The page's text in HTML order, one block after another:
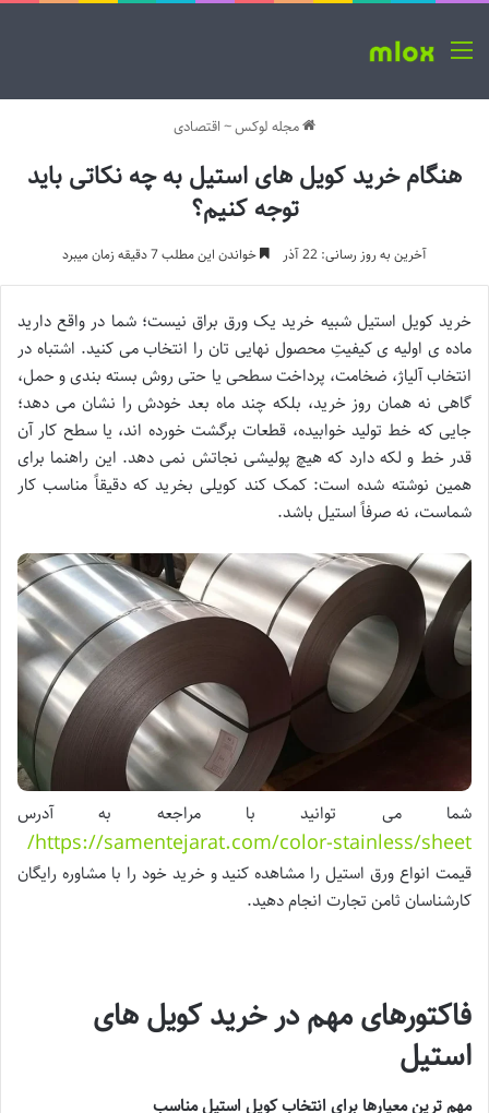
منو
مجله لوکس~ اقتصادی
هنگام خرید کویل های استیل به چه نکاتی باید
توجه کنیم؟
آخرین به روز رسانی: 22 آذر خواندن این مطلب 7 دقیقه زمان میبرد
خرید کویل استیل شبیه خرید یک ورق براق نیست؛ شما در واقع دارید
ماده ی اولیه ی کیفیتِ محصول نهایی تان را انتخاب می کنید. اشتباه در
انتخاب آلیاژ، ضخامت، پرداخت سطحی یا حتی روش بسته بندی و حمل،
گاهی نه همان روز خرید، بلکه چند ماه بعد خودش را نشان می دهد؛
جایی که خط تولید خوابیده، قطعات برگشت خورده اند، یا سطح کار آن
قدر خط و لکه دارد که هیچ پولیشی نجاتش نمی دهد. این راهنما برای
همین نوشته شده است: کمک کند کویلی بخرید که دقیقاً مناسب کار
شماست، نه صرفاً استیل باشد.
شما می توانید با مراجعه به آدرس
https://samentejarat.com/color-stainless/sheet/
قیمت انواع ورق استیل را مشاهده کنید و خرید خود را با مشاوره رایگان
کارشناسان ثامن تجارت انجام دهید.
فاکتورهای مهم در خرید کویل های
استیل
مهم ترین معیارها برای انتخاب کویل استیل مناسب